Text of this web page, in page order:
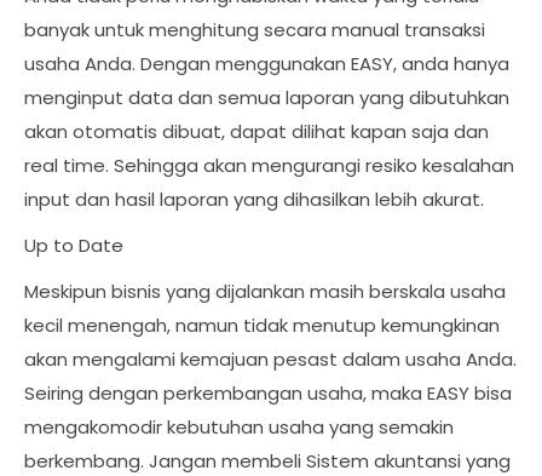
banyak untuk menghitung secara manual transaksi
usaha Anda. Dengan menggunakan EASY, anda hanya
menginput data dan semua laporan yang dibutuhkan
akan otomatis dibuat, dapat dilihat kapan saja dan
real time. Sehingga akan mengurangi resiko kesalahan
input dan hasil laporan yang dihasilkan lebih akurat.
Up to Date
Meskipun bisnis yang dijalankan masih berskala usaha
kecil menengah, namun tidak menutup kemungkinan
akan mengalami kemajuan pesast dalam usaha Anda.
Seiring dengan perkembangan usaha, maka EASY bisa
mengakomodir kebutuhan usaha yang semakin
berkembang. Jangan membeli Sistem akuntansi yang